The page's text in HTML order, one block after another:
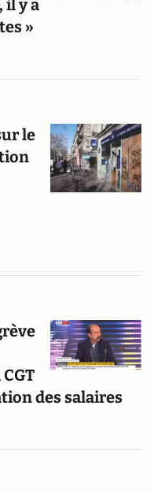
il y a
»
le
des salaires